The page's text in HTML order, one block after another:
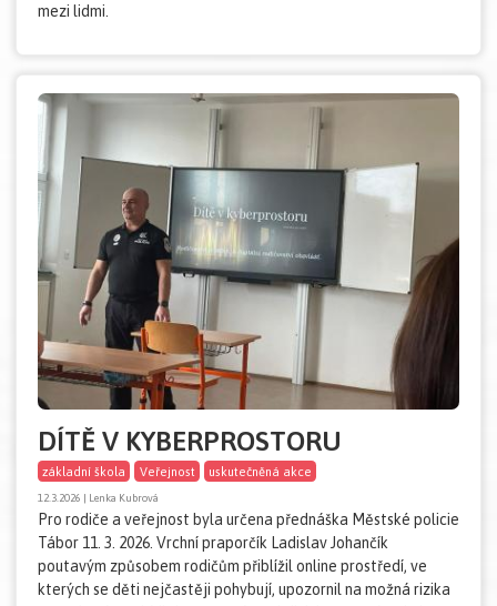
mezi lidmi.
DÍTĚ V KYBERPROSTORU
základní škola Veřejnost uskutečněná akce
12.3.2026 | Lenka Kubrová
Pro rodiče a veřejnost byla určena přednáška Městské policie
Tábor 11. 3. 2026. Vrchní praporčík Ladislav Johančík
poutavým způsobem rodičům přiblížil online prostředí, ve
kterých se děti nejčastěji pohybují, upozornil na možná rizika